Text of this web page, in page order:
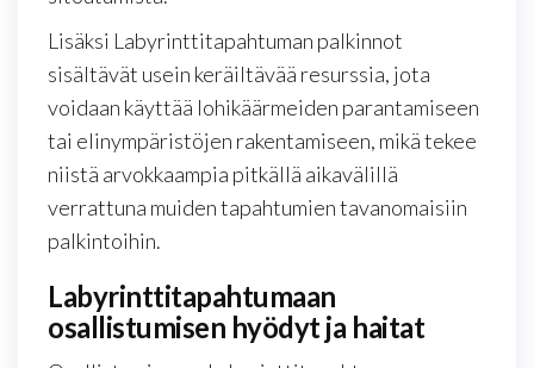
Lisäksi Labyrinttitapahtuman palkinnot
sisältävät usein keräiltävää resurssia, jota
voidaan käyttää lohikäärmeiden parantamiseen
tai elinympäristöjen rakentamiseen, mikä tekee
niistä arvokkaampia pitkällä aikavälillä
verrattuna muiden tapahtumien tavanomaisiin
palkintoihin.
Labyrinttitapahtumaan
osallistumisen hyödyt ja haitat